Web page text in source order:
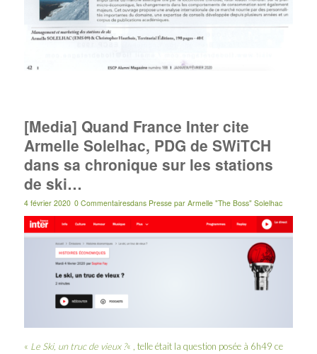
[Media] Quand France Inter cite
Armelle Solelhac, PDG de SWiTCH
dans sa chronique sur les stations
de ski…
4 février 2020 0 Commentairesdans Presse par Armelle "The Boss" Solelhac
« Le Ski, un truc de vieux ?« , telle était la question posée à 6h49 ce